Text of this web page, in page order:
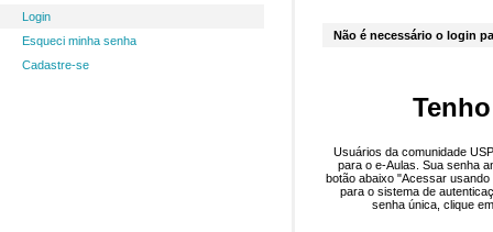
Login
Esqueci minha senha
Cadastre-se
Não é necessário o login
Usuários da comunidade
para o e-Aulas. Sua senha
botão abaixo "Acessar
para o sistema de
senha única, clique